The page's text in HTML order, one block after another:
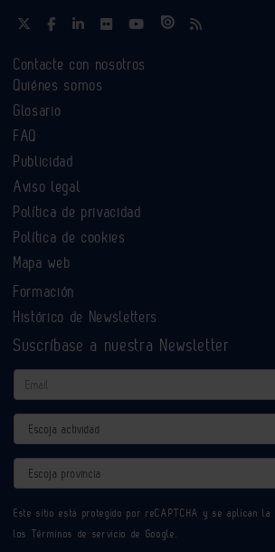
Contacte con nosotros
Quiénes somos
Glosario
FAQ
Publicidad
Aviso legal
Política de privacidad
Política de cookies
Mapa web
Formación
Histórico de Newsletters
Suscríbase a nuestra Newsletter
Email
Actividad
Provincia
Este sitio está protegido por reCAPTCHA y se aplican la
los Términos de servicio de Google.